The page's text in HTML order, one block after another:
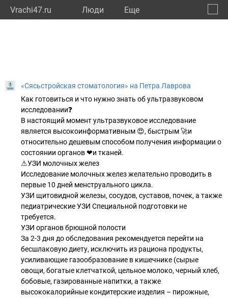
Vrachi47.ru Люди Eще
«Сясьстройская стоматология» на Петра Лаврова
Как готовиться и что нужно знать об ультразвуковом
исследовании❓
В настоящий момент ультразвуковое исследование
является высокоинформативным 😍, быстрым 🚀и
относительно дешевым способом получения информации о
состоянии органов ❤и тканей.
⚠УЗИ молочных желез
Исследование молочных желез желательно проводить в
первые 10 дней менструального цикла.
УЗИ щитовидной железы, сосудов, суставов, почек, а также
педиатрические УЗИ Специальной подготовки не
требуется.
УЗИ органов брюшной полости
За 2-3 дня до обследования рекомендуется перейти на
бесшлаковую диету, исключить из рациона продукты,
усиливающие газообразование в кишечнике (сырые
овощи, богатые клетчаткой, цельное молоко, черный хлеб,
бобовые, газированные напитки, а также
высококалорийные кондитерские изделия – пирожные,